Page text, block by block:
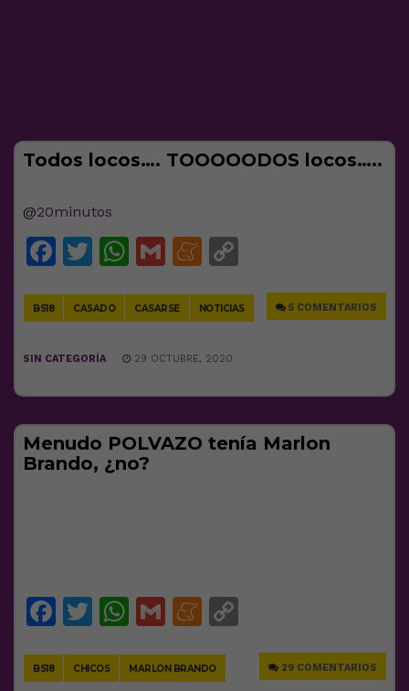
Todos locos…. TOOOOODOS locos…..
@20minutos
Facebook
Twitter
WhatsApp
GmailMeneame
BS18 CASADO CASARSE NOTICIAS 5 COMENTARIOS
SIN CATEGORÍA 29 OCTUBRE, 2020
Menudo POLVAZO tenía Marlon
Brando, ¿no?
Facebook
Twitter
WhatsApp
GmailMeneame
BS18 CHICOS MARLON BRANDO 29 COMENTARIOS